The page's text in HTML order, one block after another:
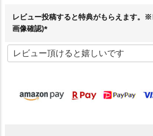
レビュー投稿すると特典がもらえます。
画像確認)
必
須